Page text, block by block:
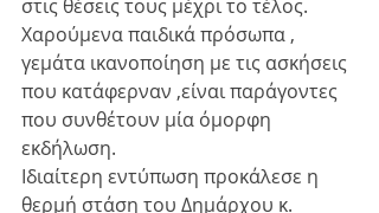
στις θέσεις τους μέχρι το τέλος.
Χαρούμενα παιδικά πρόσωπα ,
γεμάτα ικανοποίηση με τις ασκήσεις
που κατάφερναν ,είναι παράγοντες
που συνθέτουν μία όμορφη
εκδήλωση.
Ιδιαίτερη εντύπωση προκάλεσε η
θερμή στάση του Δημάρχου κ.